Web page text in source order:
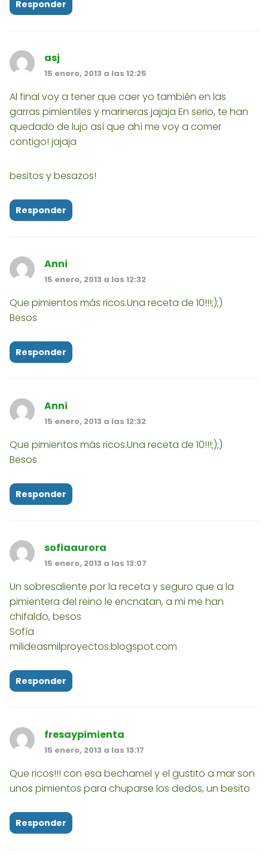
Responder
asj
15 enero, 2013 a las 12:25
Al final voy a tener que caer yo también en las
garras pimientiles y marineras jajaja En serio, te han
quedado de lujo así que ahí me voy a comer
contigo! jajaja
besitos y besazos!
Responder
Anni
15 enero, 2013 a las 12:32
Que pimientos más ricos.Una receta de 10!!!;);)
Besos
Responder
Anni
15 enero, 2013 a las 12:32
Que pimientos más ricos.Una receta de 10!!!;);)
Besos
Responder
sofiaaurora
15 enero, 2013 a las 13:07
Un sobresaliente por la receta y seguro que a la
pimientera del reino le encnatan, a mi me han
chifaldo, besos
Sofía
milideasmilproyectos.blogspot.com
Responder
fresaypimienta
15 enero, 2013 a las 13:17
Que ricos!!! con esa bechamel y el gustito a mar son
unos pimientos para chuparse los dedos, un besito
Responder